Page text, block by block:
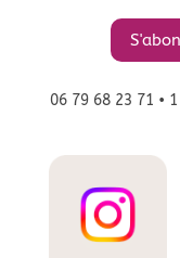
06 79 68 23 71 •